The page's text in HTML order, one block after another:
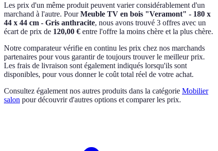
Les prix d'un même produit peuvent varier considérablement d'un
marchand à l'autre. PourMeuble TV en bois "Veramont" - 180 x
44 x 44 cm - Gris anthracite, nous avons trouvé 3 offres avec un
écart de prix de 120,00 € entre l'offre la moins chère et la plus chère.
Notre comparateur vérifie en continu les prix chez nos marchands
partenaires pour vous garantir de toujours trouver le meilleur prix.
Les frais de livraison sont également indiqués lorsqu'ils sont
disponibles, pour vous donner le coût total réel de votre achat.
Consultez également nos autres produits dans la catégorie Mobilier
salon pour découvrir d'autres options et comparer les prix.